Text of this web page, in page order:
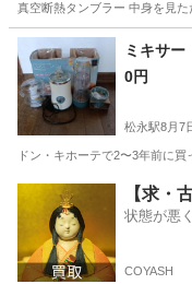
真空断熱タンブラー 中身を見
広島 廿日市市 宮島ボ
ミキサー
0円
松永駅8月7
ドン・キホーテで2〜3年前に
松永駅
【求・
状態が悪
COYASH